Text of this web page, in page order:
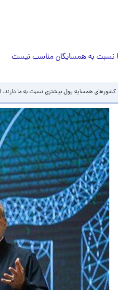
نسبت به همسایگان مناسب نیست
همسایه پول بیشتری نسبت به ما دارند،